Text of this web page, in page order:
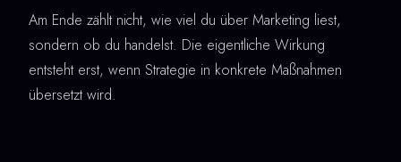
Am Ende zählt nicht, wie viel du über Marketing liest,
sondern ob du handelst. Die eigentliche Wirkung
entsteht erst, wenn Strategie in konkrete Maßnahmen
übersetzt wird.